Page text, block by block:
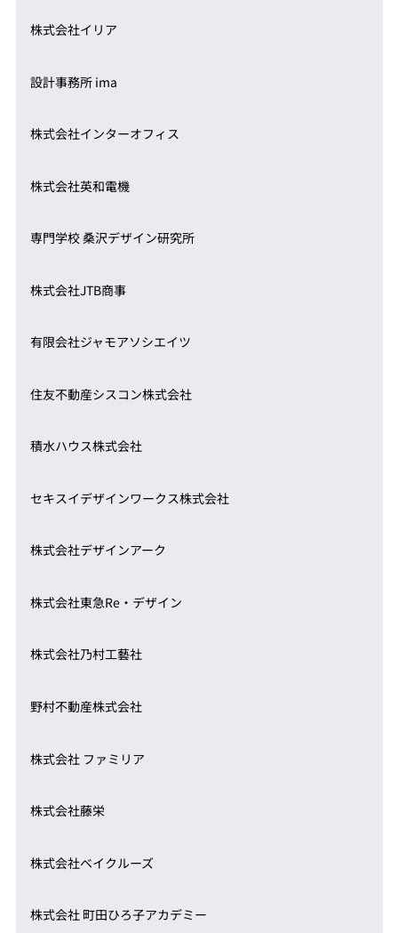
株式会社イリア
設計事務所 ima
株式会社インターオフィス
株式会社英和電機
専門学校 桑沢デザイン研究所
株式会社JTB商事
有限会社ジャモアソシエイツ
住友不動産シスコン株式会社
積水ハウス株式会社
セキスイデザインワークス株式会社
株式会社デザインアーク
株式会社東急Re・デザイン
株式会社乃村工藝社
野村不動産株式会社
株式会社 ファミリア
株式会社藤栄
株式会社ベイクルーズ
株式会社 町田ひろ子アカデミー